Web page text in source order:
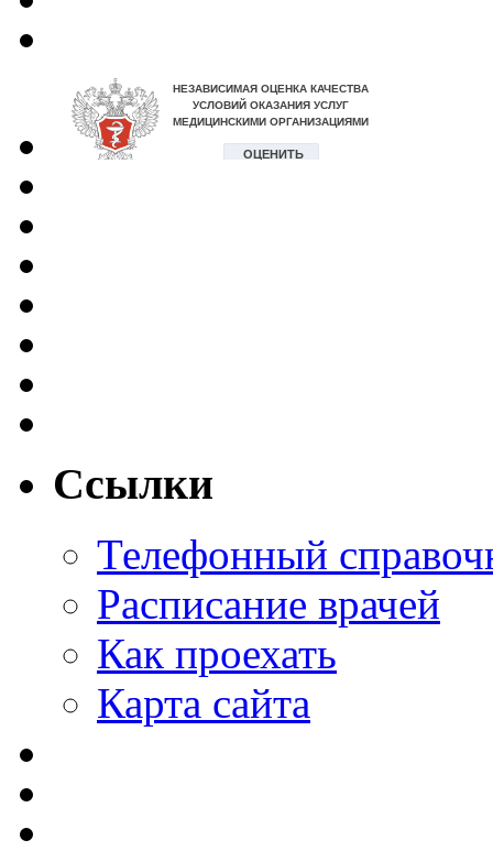
Ссылки
Телефонный
Расписание врачей
Как проехать
Карта сайта